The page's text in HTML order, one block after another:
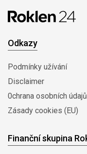
Odkazy
Podmínky užívání
Disclaimer
0chrana osobních údajů
Zásady cookies (EU)
Finanční skupina